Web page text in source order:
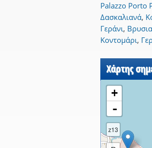
Palazzo Porto
Δασκαλιανά,
Γεράνι,
Κοντομάρι,
Χάρτης
+
-
z13